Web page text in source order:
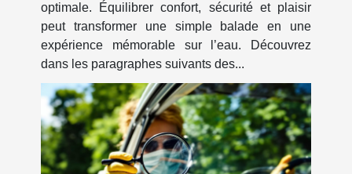
optimale. Équilibrer confort, sécurité et plaisir
peut transformer une simple balade en une
expérience mémorable sur l’eau. Découvrez
dans les paragraphes suivants des...